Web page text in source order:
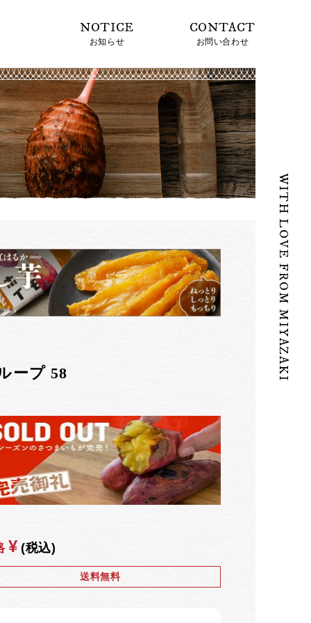
NO WA 福の和を、世界に
NOTICE
お知らせ
CONTACT
お問い合わせ
WITH LOVE FROM MIYAZAKI
ープ 58
¥ (税込)
送料無料